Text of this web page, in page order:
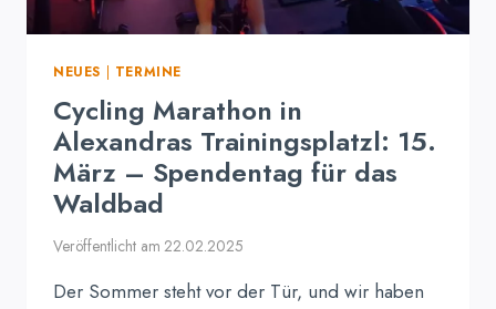
NEUES TERMINE
Cycling Marathon in
Alexandras Trainingsplatzl: 15.
März – Spendentag für das
Waldbad
Veröffentlicht am 22.02.2025
Der Sommer steht vor der Tür, und wir haben